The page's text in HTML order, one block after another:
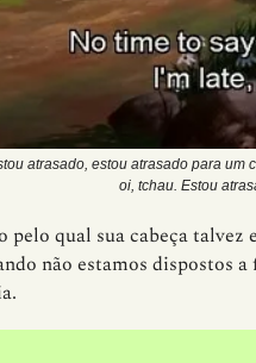
atrasado, estou atrasado para
oi, tchau. Estou
pelo qual sua cabeça talvez
não estamos dispostos